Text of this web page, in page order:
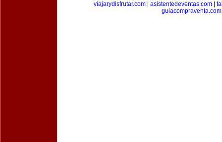
viajarydisfrutar.com| asistentedeventas.com|
guiacompraventa.com